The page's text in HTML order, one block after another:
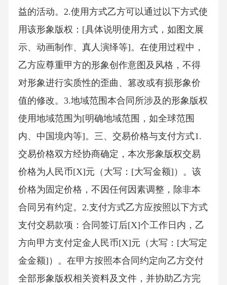
益的活动。2.使用方式乙方可以通过以下方式使
用该形象版权：[具体说明使用方式，如图文展
示、动画制作、真人演绎等]。在使用过程中，
乙方应尊重甲方的形象创作意图及风格，不得
对形象进行实质性的歪曲、篡改或有损形象价
值的修改。3.地域范围本合同所涉及的形象版权
使用地域范围为[明确地域范围，如全球范围
内、中国境内等]。三、交易价格与支付方式1.
交易价格双方经协商确定，本次形象版权交易
价格为人民币[X]元（大写：[大写金额]）。该
价格为固定价格，不因任何因素调整，除非本
合同另有约定。2.支付方式乙方应按照以下方式
支付交易款项：合同签订后[X]个工作日内，乙
方向甲方支付定金人民币[X]元（大写：[大写定
金金额]）。在甲方按照本合同约定向乙方交付
全部形象版权相关资料及文件，并协助乙方完